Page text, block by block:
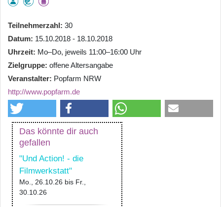
Teilnehmerzahl 30
Datum 15.10.2018 - 18.10.2018
Uhrzeit Mo–Do, jeweils 11:00–16:00 Uhr
Zielgruppe offene Altersangabe
Veranstalter Popfarm NRW
http://www.popfarm.de
Das könnte dir auch
gefallen
"Und Action! - die
Filmwerkstatt"
Mo., 26.10.26 bis Fr.,
30.10.26